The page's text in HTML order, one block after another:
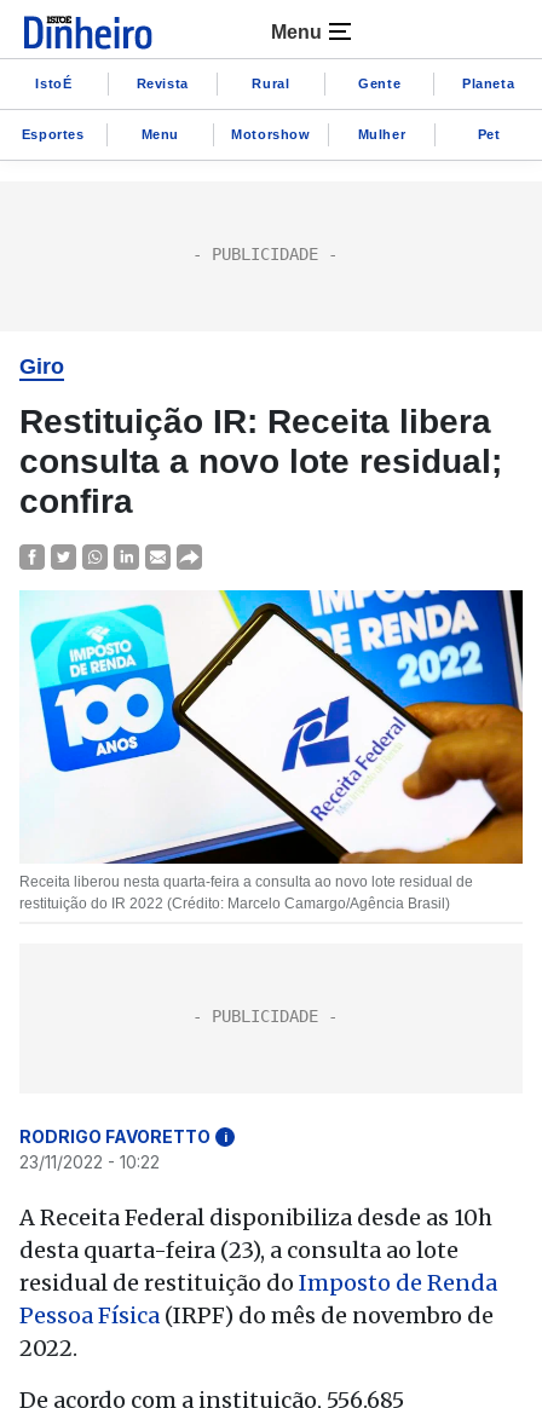
Menu
IstoÉ Revista Rural Gente Planeta
Esportes Menu Motorshow Mulher Pet
Giro
Restituição IR: Receita libera
consulta a novo lote residual;
confira
Receita liberou nesta quarta-feira a consulta ao novo lote residual de
restituição do IR 2022 (Crédito: Marcelo Camargo/Agência Brasil)
RODRIGO FAVORETTO i
23/11/2022 - 10:22
A Receita Federal disponibiliza desde as 10h
desta quarta-feira (23), a consulta ao lote
residual de restituição do Imposto de Renda
Pessoa Física (IRPF) do mês de novembro de
2022.
De acordo com a instituição, 556.685